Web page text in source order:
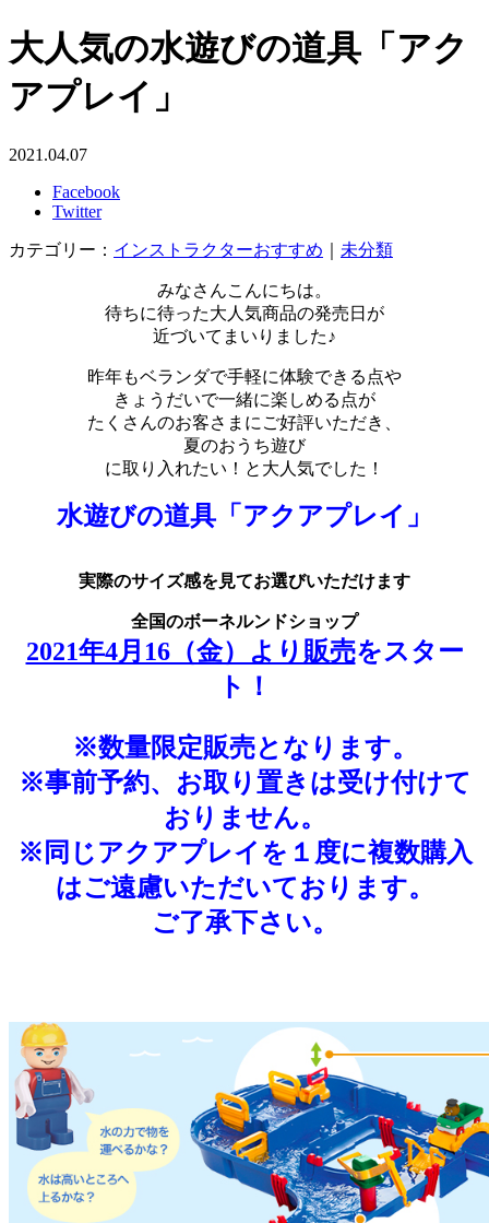
大人気の水遊びの道具「アク
アプレイ」
2021.04.07
Facebook
Twitter
カテゴリー： インストラクターおすすめ 未分類
みなさんこんにちは。
待ちに待った大人気商品の発売日が
近づいてまいりました♪
昨年もベランダで手軽に体験できる点や
きょうだいで一緒に楽しめる点が
たくさんのお客さまにご好評いただき、
夏のおうち遊び
に取り入れたい！と大人気でした！
水遊びの道具「アクアプレイ」
実際のサイズ感を見てお選びいただけます
全国のボーネルンドショップ
2021年4月16（金）より販売をスター
ト！
※数量限定販売となります。
※事前予約、お取り置きは受け付けて
おりません。
※同じアクアプレイを１度に複数購入
はご遠慮いただいております。
ご了承下さい。